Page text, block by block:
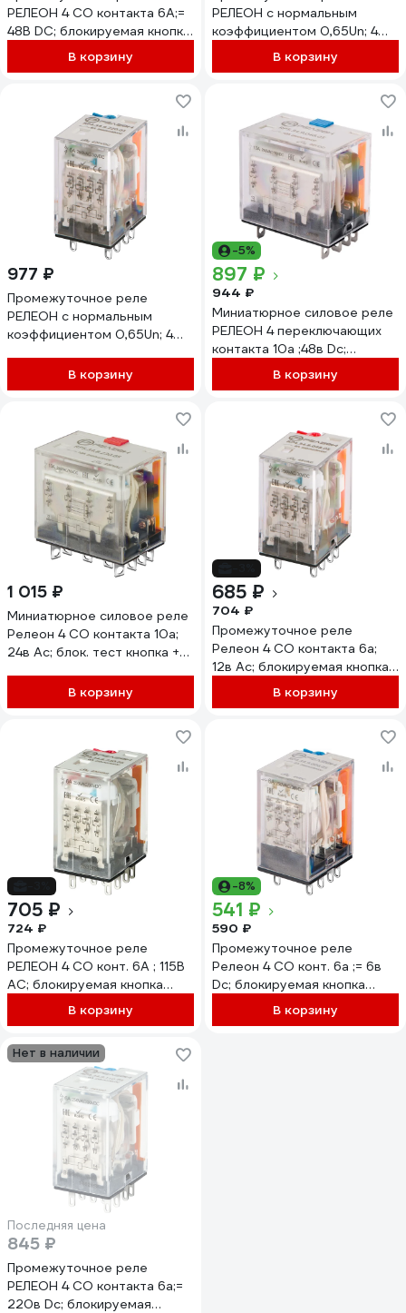
РЕЛЕОН 4 CO контакта 6А;=
48В DC; блокируемая кнопка
проверки + LED,
RP434904805
В корзину
РЕЛЕОН с нормальным
коэффициентом 0,65Un; 4
переключающих контакта
6А; 220В DC; диод
В корзину
977 ₽
Промежуточное реле
РЕЛЕОН с нормальным
коэффициентом 0,65Un; 4
6А; 220В DC; тест кнопка,
LED RP434922001
В корзину
-5%
897 ₽
944 ₽
Миниатюрное силовое реле
РЕЛЕОН 4 переключающих
контакта 10а ;48в Dc;
блокируемая кнопка,
RP534904805
В корзину
1 015 ₽
Миниатюрное силовое реле
Релеон 4 CO контакта 10а;
24в Ac; блок. тест кнопка +
В корзину
685 ₽
704 ₽
Промежуточное реле
Релеон 4 CO контакта 6а;
12в Ac; блокируемая кнопка
проверки + LED,В корзину
705 ₽
724 ₽
Промежуточное реле
РЕЛЕОН 4 CO конт. 6А ; 115В
AC; блокируемая кнопка
проверки + LED, RP434811505
В корзину
-8%
541 ₽
590 ₽
Промежуточное реле
Релеон 4 CO конт. 6а ;= 6в
Dc; блокируемая кнопка
проверки + LED,
RP434900605
В корзину
Нет в наличии
Последняя цена
845 ₽
Промежуточное реле
РЕЛЕОН 4 CO контакта 6а;=
220в Dc; блокируемая